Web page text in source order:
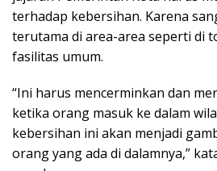
terhadap kebersihan. Karena
terutama di area-area seperti di
fasilitas umum.
“Ini harus mencerminkan dan
ketika orang masuk ke dalam
kebersihan ini akan menjadi
orang yang ada di dalamnya,”